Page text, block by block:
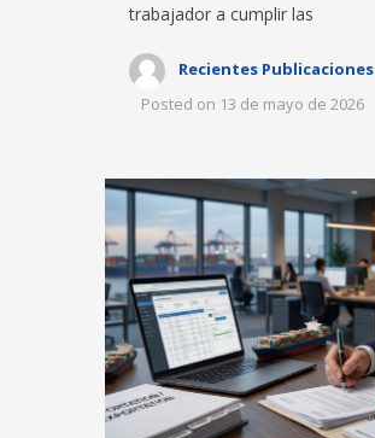
trabajador a cumplir las
Recientes Publicaciones
Posted on 13 de mayo de 2026